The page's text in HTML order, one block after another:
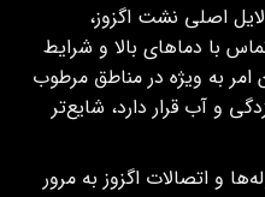
اصلی نشت اگزوز،
با دماهای بالا و شرایط
به ویژه در مناطق مرطوب
و آب قرار دارد، شایع‌تر
و اتصالات اگزوز به مرور